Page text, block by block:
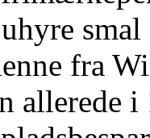
fra